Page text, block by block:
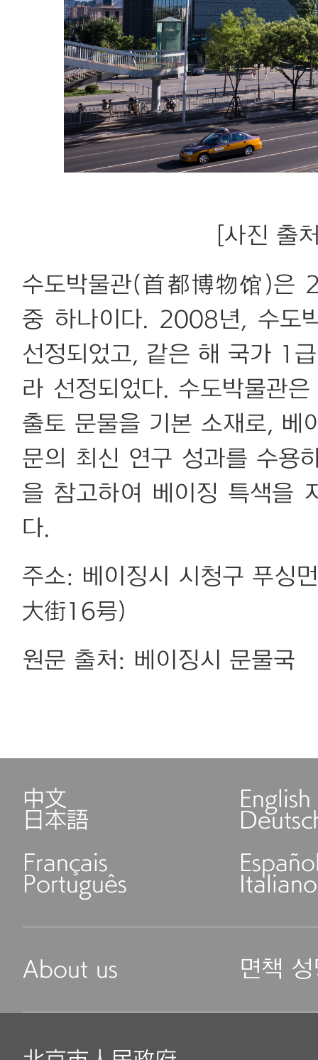
[사진 출
수도박물관(首都博物馆)은
중 하나이다. 2008년, 수도
선정되었고, 같은 해 국가 1
라 선정되었다. 수도박물관
출토 문물을 기본 소재로, 베
문의 최신 연구 성과를 수용
을 참고하여 베이징 특색을
다.
주소: 베이징시 시청구 푸싱
大街16号)
원문 출처: 베이징시 문물국
中文 English
日本語
Français
Português Italiano
About us 면책